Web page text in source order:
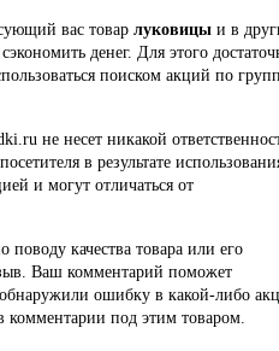
вас товар луковицы и в
денег. Для этого
поиском акций по
не несет никакой
в результате
и могут отличаться от
поводу качества товара или его
Ваш комментарий поможет
ошибку в какой-либо
комментарии под этим товаром.